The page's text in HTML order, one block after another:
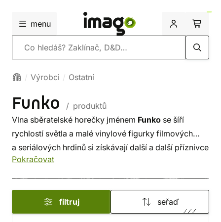
menu
Vyhledávání
Výrobci Ostatní
Funko
/ produktů
Vlna sběratelské horečky jménem Funko se šíří
rychlostí světla a malé vinylové figurky filmových
a seriálových hrdinů si získávají další a další příznivce
z řad malých i velkých sběratelů a fanoušků
nekonečný svět originálních licencovaných figurek ke
světoznámým franšízám, jako jsou
Star Wars
Disney,Marvel,Harry Potter,Game of Thrones
Pokračovat
filtruj seřaď